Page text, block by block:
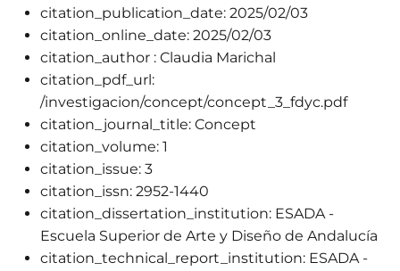
citation_publication_date: 2025/02/03
citation_online_date: 2025/02/03
citation_author : Claudia Marichal
citation_pdf_url:
/investigacion/concept/concept_3_fdyc.pdf
citation_journal_title: Concept
citation_volume: 1
citation_issue: 3
citation_issn: 2952-1440
citation_dissertation_institution: ESADA -
Escuela Superior de Arte y Diseño de Andalucía
citation_technical_report_institution: ESADA -